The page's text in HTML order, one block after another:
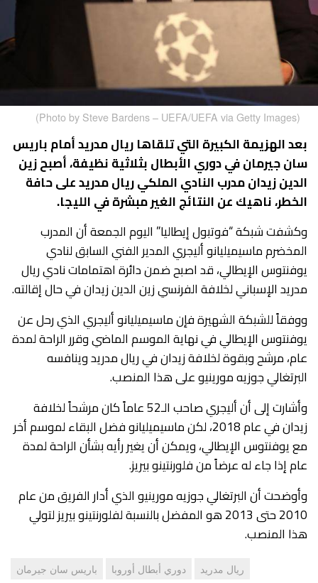
(Photo by Steve Bardens – UEFA/UEFA via Getty Images)
بعد الهزيمة الكبيرة التي تلقاها ريال مدريد أمام باريس
سان جيرمان في دوري الأبطال بثلاثية نظيفة، أصبح زين
الدين زيدان مدرب النادي الملكي ريال مدريد على حافة
الخطر، ناهيك عن النتائج الغير مبشرة في الليجا.
وكشفت شبكة “فوتبول إيطاليا” اليوم الجمعة أن المدرب
المخضرم ماسيميليانو أليجري المدير الفني السابق لنادي
يوفنتوس الإيطالي، قد اصبح ضمن دائرة اهتمامات نادي ريال
مدريد الإسباني لخلافة الفرنسي زين الدين زيدان في حال إقالته.
ووفقاً للشبكة الشهيرة فإن ماسيميليانو أليجري الذي رحل عن
يوفنتوس الإيطالي في نهاية الموسم الماضي وقرر الراحة لمدة
عام، مرشح وبقوة لخلافة زيدان في ريال مدريد وينافسه
البرتغالي جوزيه مورينيو على هذا المنصب.
وأشارت إلى أن أليجري صاحب الـ52 عاماً كان مرشحاً لخلافة
زيدان في عام 2018، لكن ماسيميليانو فضل البقاء لموسم أخر
مع يوفنتوس الإيطالي، ويمكن أن يغير رأيه بشأن الراحة لمدة
عام إذا جاء له عرضاً من فلورنتينو بيريز.
وأوضحت أن البرتغالي جوزيه مورينيو الذي أدار الفريق من عام
2010 حتى 2013 هو المفضل بالنسبة لفلورنتينو بيريز لتولي
هذا المنصب.
ريال مدريد دوري أبطال أوروبا
باريس سان جيرمان